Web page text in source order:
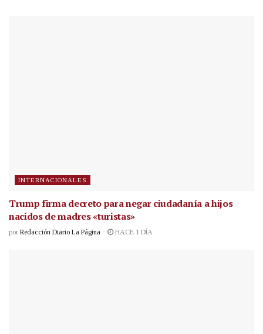
INTERNACIONALES
Trump firma decreto para negar ciudadanía a hijos
nacidos de madres «turistas»
por Redacción Diario La Página HACE 1 DÍA